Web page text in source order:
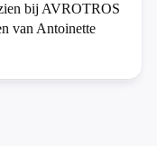
bij AVROTROS
van Antoinette